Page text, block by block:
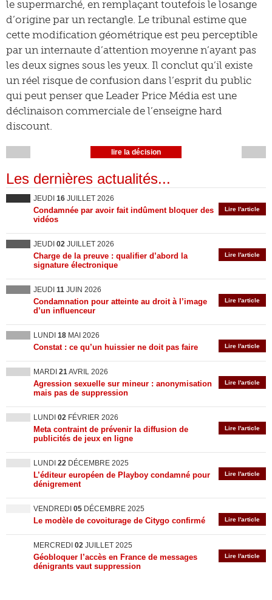
le supermarché, en remplaçant toutefois le losange
d’origine par un rectangle. Le tribunal estime que
cette modification géométrique est peu perceptible
par un internaute d’attention moyenne n’ayant pas
les deux signes sous les yeux. Il conclut qu’il existe
un réel risque de confusion dans l’esprit du public
qui peut penser que Leader Price Média est une
déclinaison commerciale de l’enseigne hard
discount.
lire la décision
Les dernières actualités...
JEUDI 16 JUILLET 2026
Lire l'article
Condamnée par avoir fait indûment bloquer des
vidéos
JEUDI 02 JUILLET 2026
Lire l'article
Charge de la preuve : qualifier d’abord la
signature électronique
JEUDI 11 JUIN 2026
Lire l'article
Condamnation pour atteinte au droit à l’image
d’un influenceur
LUNDI 18 MAI 2026
Lire l'article
Constat : ce qu’un huissier ne doit pas faire
MARDI 21AVRIL 2026
Lire l'article
Agression sexuelle sur mineur : anonymisation
mais pas de suppression
LUNDI 02 FÉVRIER 2026
Lire l'article
Meta contraint de prévenir la diffusion de
publicités de jeux en ligne
LUNDI 22 DÉCEMBRE 2025
Lire l'article
L’éditeur européen de Playboy condamné pour
dénigrement
VENDREDI 05 DÉCEMBRE 2025
Lire l'article
Le modèle de covoiturage de Citygo confirmé
MERCREDI 02 JUILLET 2025
Lire l'article
Géobloquer l’accès en France de messages
dénigrants vaut suppression